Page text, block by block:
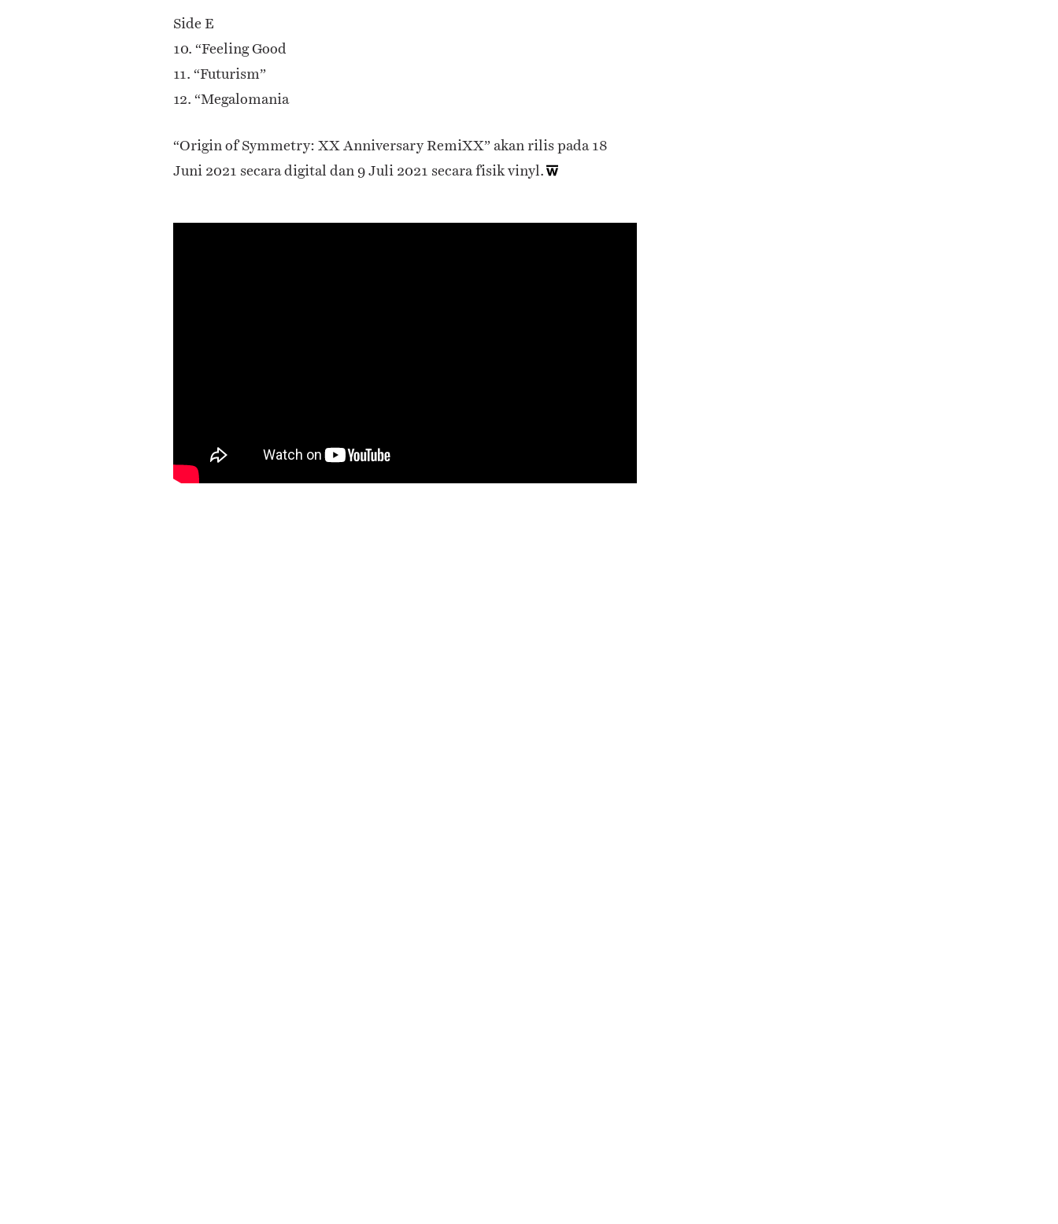
Side E
10. “Feeling Good
11. “Futurism”
12. “Megalomania
“Origin of Symmetry: XX Anniversary RemiXX” akan rilis pada 18
Juni 2021 secara digital dan 9 Juli 2021 secara fisik vinyl.